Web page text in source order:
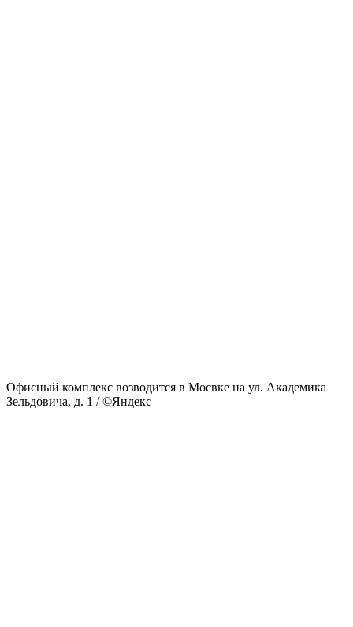
Офисный комплекс возводится в Мосвке на ул. Академика
Зельдовича, д. 1 / ©Яндекс